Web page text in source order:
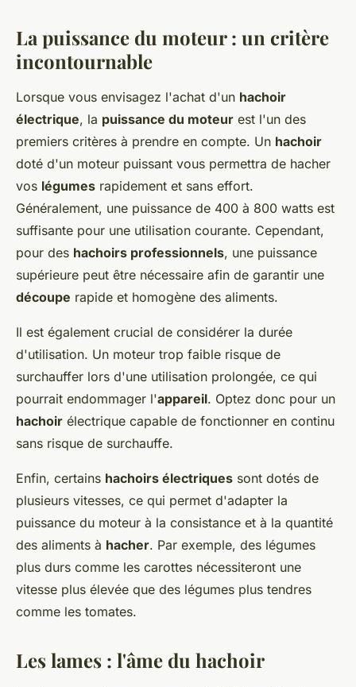
La puissance du moteur : un critère
incontournable
Lorsque vous envisagez l'achat d'un hachoir
électrique, la puissance du moteur est l'un des
premiers critères à prendre en compte. Un hachoir
doté d'un moteur puissant vous permettra de hacher
vos légumes rapidement et sans effort.
Généralement, une puissance de 400 à 800 watts est
suffisante pour une utilisation courante. Cependant,
pour des hachoirs professionnels, une puissance
supérieure peut être nécessaire afin de garantir une
découpe rapide et homogène des aliments.
Il est également crucial de considérer la durée
d'utilisation. Un moteur trop faible risque de
surchauffer lors d'une utilisation prolongée, ce qui
pourrait endommager l'appareil. Optez donc pour un
hachoir électrique capable de fonctionner en continu
sans risque de surchauffe.
Enfin, certains hachoirs électriques sont dotés de
plusieurs vitesses, ce qui permet d'adapter la
puissance du moteur à la consistance et à la quantité
des aliments à hacher. Par exemple, des légumes
plus durs comme les carottes nécessiteront une
vitesse plus élevée que des légumes plus tendres
comme les tomates.
Les lames : l'âme du hachoir